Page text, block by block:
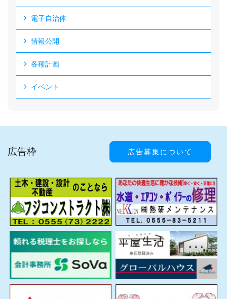
電子自治体
情報公開
各種計画
イベント
広告枠 広告募集について